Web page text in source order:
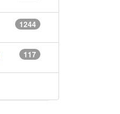
1244
117